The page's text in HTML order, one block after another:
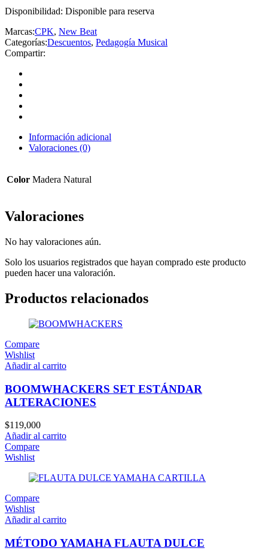
Disponibilidad: Disponible para reserva
Marcas:CPK, New Beat
Categorías:Descuentos, Pedagogía Musical
Compartir:
Información adicional
Valoraciones (0)
Color Madera Natural
Valoraciones
No hay valoraciones aún.
Solo los usuarios registrados que hayan comprado este producto
pueden hacer una valoración.
Productos relacionados
Compare
Wishlist
Añadir al carrito
BOOMWHACKERS SET ESTÁNDAR
ALTERACIONES
$119,000
Añadir al carrito
Compare
Wishlist
Compare
Wishlist
Añadir al carrito
MÉTODO YAMAHA FLAUTA DULCE